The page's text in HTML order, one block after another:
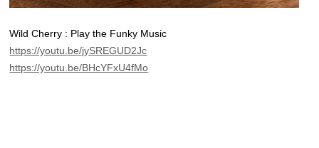
Wild Cherry : Play the Funky Music
https://youtu.be/jySREGUD2Jc
https://youtu.be/BHcYFxU4fMo